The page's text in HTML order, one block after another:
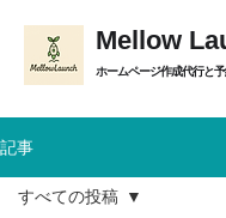
ホームページ作成代行と
Mellow
記事
すべての投稿